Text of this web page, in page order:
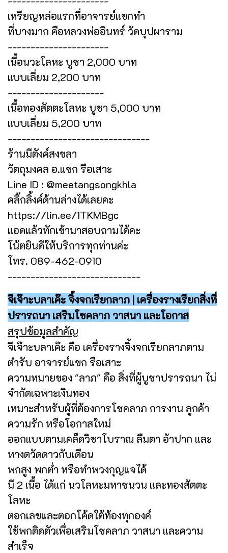
เหรียญหล่อแรกที่อาจารย์แขกทำ
ที่บางมาก คือหลวงพ่ออินทร์ วัดบุปผาราม
----------------------
เนื้อนวะโลหะ บูชา 2,000 บาท
แบบเลี่ยม 2,200 บาท
---------------------
เนื้อทองสัตตะโลหะ บูชา 5,000 บาท
แบบเลี่ยม 5,200 บาท
-------------------------------
ร้านมีตังค์สงขลา
วัตถุมงคล อ.แขก รือเสาะ
Line ID : @meetangsongkhla
คลิ๊กลิ้งค์ด้านล่างได้เลยคะ
https://lin.ee/1TKMBgc
แอดแล้วทักเข้ามาสอบถามได้คะ
โน้ตยินดีให้บริการทุกท่านค่ะ
โทร. 089-462-0910
-----------------------------
จีเจ๊าะบลาเค๊ะ จิ้งจกเรียกลาภ | เครื่องรางเรียกสิ่งที่
ปรารถนา เสริมโชคลาภ วาสนา และโอกาส
สรุปข้อมูลสำคัญ
จีเจ๊าะบลาเค๊ะ คือ เครื่องรางจิ้งจกเรียกลาภตาม
ตำรับ อาจารย์แขก รือเสาะ
ความหมายของ "ลาภ" คือ สิ่งที่ผู้บูชาปรารถนา ไม่
จำกัดเฉพาะเงินทอง
เหมาะสำหรับผู้ที่ต้องการโชคลาภ การงาน ลูกค้า
ความรัก หรือโอกาสใหม่
ออกแบบตามเคล็ดวิชาโบราณ ลืมตา อ้าปาก และ
หางตวัดดาวกับเดือน
พกสูง พกต่ำ หรือทำพวงกุญแจได้
มี 2 เนื้อ ได้แก่ นวโลหะมหาชนวน และทองสัตตะ
โลหะ
ตอกเลขและตอกโค้ดใต้ท้องทุกองค์
ใช้พกติดตัวเพื่อเสริมโชคลาภ วาสนา และความ
สำเร็จ